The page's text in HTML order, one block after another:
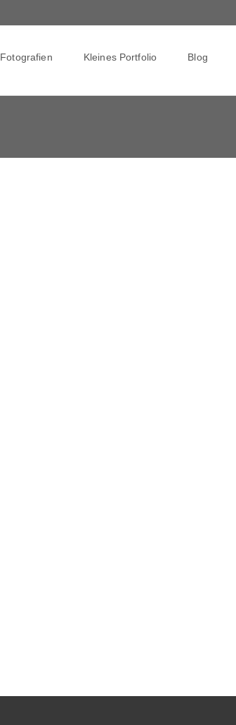
Fotografien Kleines Portfolio Blog